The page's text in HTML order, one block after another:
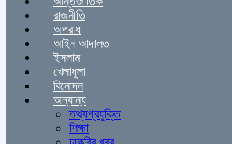
রাজনীতি
অপরাধ
আইন আদালত
ইসলাম
খেলাধুলা
বিনোদন
অন্যান্য
তথ্যপ্রযুক্তি
শিক্ষা